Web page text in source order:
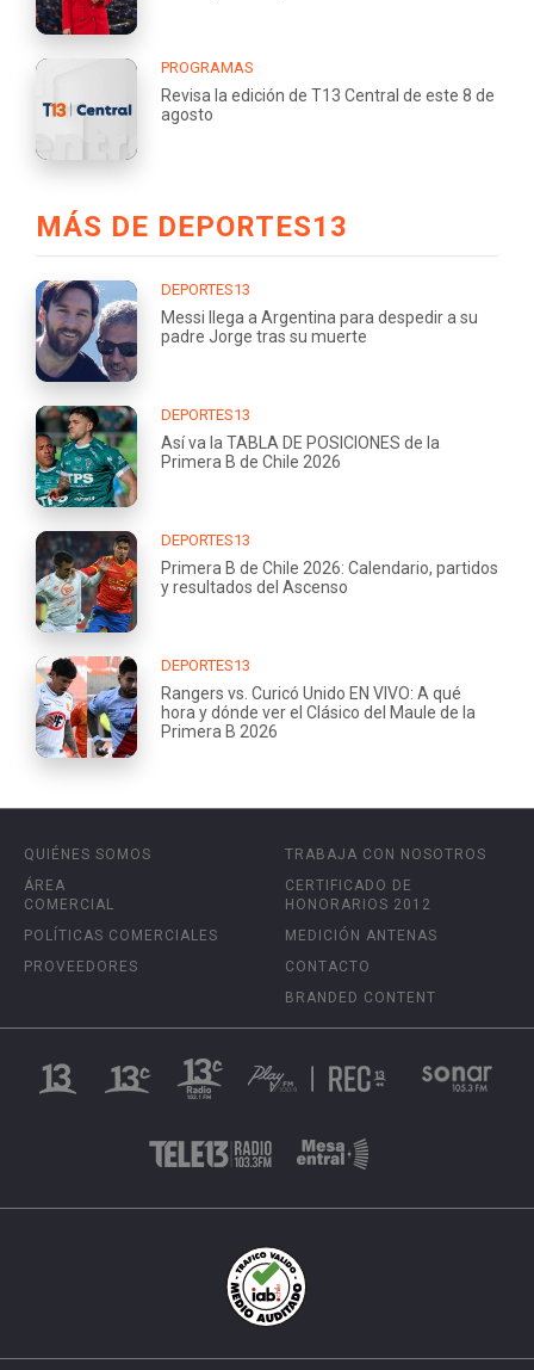
PROGRAMAS
Revisa la edición de T13 Central de este 8 de
agosto
MÁS DE DEPORTES13
DEPORTES13
Messi llega a Argentina para despedir a su
padre Jorge tras su muerte
DEPORTES13
Así va la TABLA DE POSICIONES de la
Primera B de Chile 2026
DEPORTES13
Primera B de Chile 2026: Calendario, partidos
y resultados del Ascenso
DEPORTES13
Rangers vs. Curicó Unido EN VIVO: A qué
hora y dónde ver el Clásico del Maule de la
Primera B 2026
QUIÉNES SOMOS
ÁREA
COMERCIAL
POLÍTICAS COMERCIALES
PROVEEDORES
TRABAJA CON NOSOTROS
CERTIFICADO DE
HONORARIOS 2012
MEDICIÓN ANTENAS
CONTACTO
BRANDED CONTENT